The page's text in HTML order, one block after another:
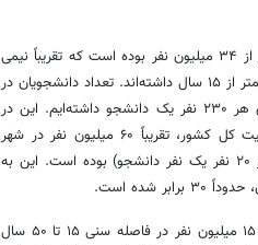
سرشماری سال ۱۳۵۵ نشان می‌دهد؛ جمعیت کشور در آن سال کمی کمتر از ۳۴ میلیون نفر بوده است که تقریباً نیمی
از آن بی‌سواد، نیمی ساکن روستا بوده و تقریباً ۴۵ درصد به لحاظ سنی، کمتر از ۱۵ سال داشته‌اند. تعداد دانشجویان در
آن سال تنها در حدود ۱۵۰ هزار نفر بوده که نشان می‌دهد تقریباً به ازای هر ۲۳۰ نفر یک دانشجو داشته‌ایم. این در
حالی است که براساس نتایج سرشماری سال ۱۳۹۵، از ۸۰ میلیون جمعیت کل کشور، تقریباً ۶۰ میلیون نفر در شهر
زندگی می‌کرده‌اند و تعداد دانشجویان حدود چهار میلیون نفر (به ازای هر ۲۰ نفر یک نفر دانشجو) بوده است. این به
از نظر ترکیب سنی جمعیت هم، در مقایسه با سال ۱۳۵۵ که فقط حدود ۱۵ میلیون نفر در فاصله سنی ۱۵ تا ۵۰ سال